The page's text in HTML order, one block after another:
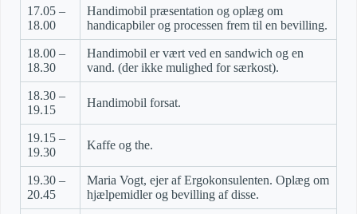
17.05 –
18.00
Handimobil præsentation og oplæg om
handicapbiler og processen frem til en bevilling.
18.00 –
18.30
Handimobil er vært ved en sandwich og en
vand. (der ikke mulighed for særkost).
18.30 –
19.15
Handimobil forsat.
19.15 –
19.30
Kaffe og the.
19.30 –
20.45
Maria Vogt, ejer af Ergokonsulenten. Oplæg om
hjælpemidler og bevilling af disse.